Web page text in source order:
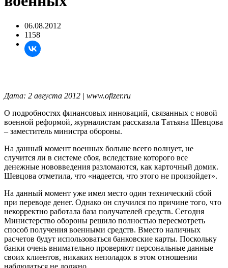
06.08.2012
1158
Дата: 2 августа 2012 | www.ofizer.ru
О подробностях финансовых инноваций, связанных с новой
военной реформой, журналистам рассказала Татьяна Шевцова
– заместитель министра обороны.
На данный момент военных больше всего волнует, не
случится ли в системе сбоя, вследствие которого все
денежные нововведения разломаются, как карточный домик.
Шевцова отметила, что «надеется, что этого не произойдет».
На данный момент уже имел место один технический сбой
при переводе денег. Однако он случился по причине того, что
некорректно работала база получателей средств. Сегодня
Министерство обороны решило полностью пересмотреть
способ получения военными средств. Вместо наличных
расчетов будут использоваться банковские карты. Поскольку
банки очень внимательно проверяют персональные данные
своих клиентов, никаких неполадок в этом отношении
наблюдаться не должно.